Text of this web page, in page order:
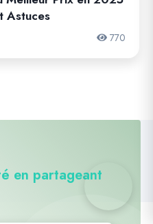
Astuces
770
en partageant